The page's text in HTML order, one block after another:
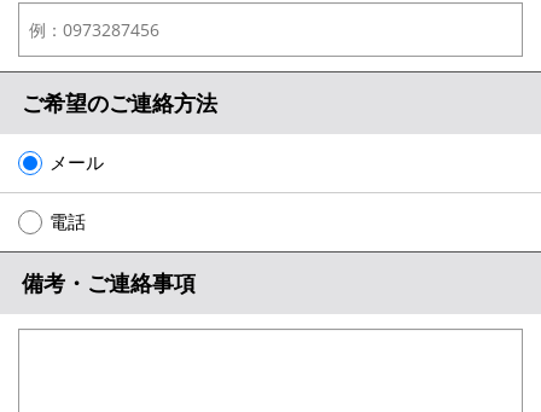
ご希望のご連絡方法
メール
電話
備考・ご連絡事項